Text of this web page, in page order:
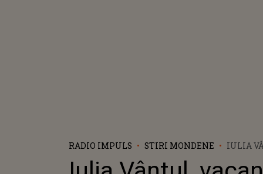
RADIO IMPULS STIRI MONDENE
IULIA